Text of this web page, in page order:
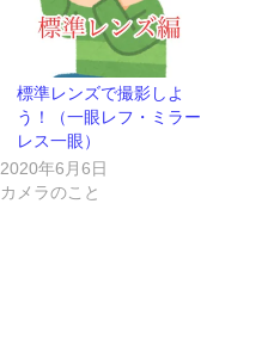
標準レンズで撮影しよ
う！（一眼レフ・ミラー
レス一眼）
2020年6月6日
カメラのこと